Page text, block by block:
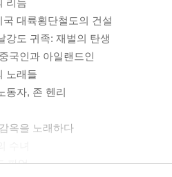
리듬
국 대륙횡단철도의 건설
강도 귀족: 재벌의 탄생
국인과 아일랜드인
노래들
동자, 존 헨리
옥을 노래하다
파업